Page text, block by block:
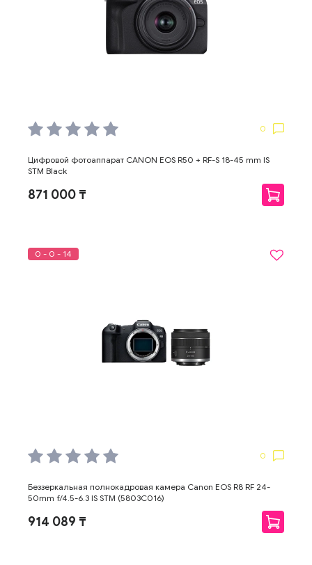
0
Цифровой фотоаппарат CANON EOS R50 + RF-S 18-45 mm IS
STM Black
871 000 ₸
0 - 0 - 14
0
Беззеркальная полнокадровая камера Canon EOS R8 RF 24-
50mm f/4.5-6.3 IS STM (5803C016)
914 089 ₸